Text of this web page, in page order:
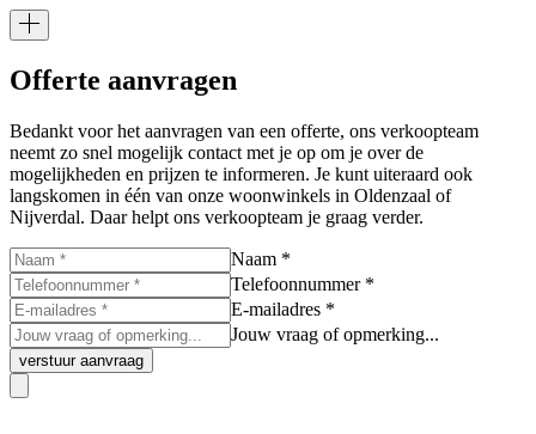
Offerte aanvragen
Bedankt voor het aanvragen van een offerte, ons verkoopteam
neemt zo snel mogelijk contact met je op om je over de
mogelijkheden en prijzen te informeren. Je kunt uiteraard ook
langskomen in één van onze woonwinkels in Oldenzaal of
Nijverdal. Daar helpt ons verkoopteam je graag verder.
Naam *
Telefoonnummer *
E-mailadres *
Jouw vraag of opmerking...
verstuur aanvraag